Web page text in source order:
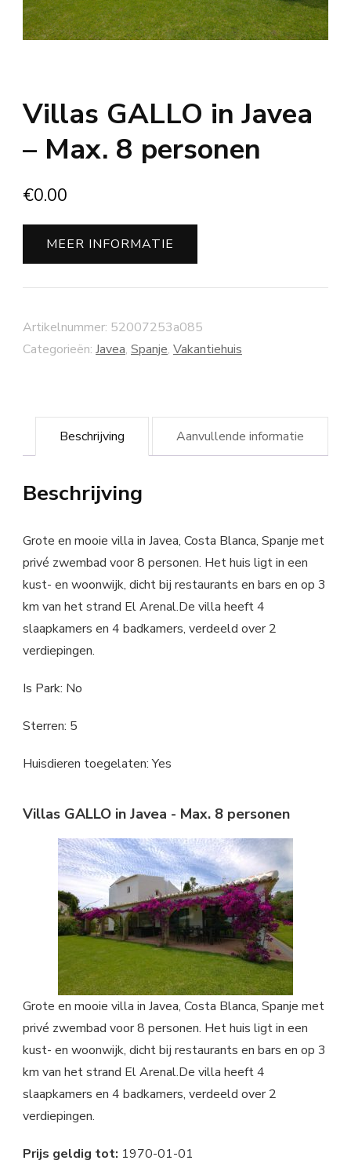
Villas GALLO in Javea
– Max. 8 personen
€0.00
MEER INFORMATIE
Artikelnummer: 52007253a085
Categorieën: Javea, Spanje, Vakantiehuis
Beschrijving Aanvullende informatie
Beschrijving
Grote en mooie villa in Javea, Costa Blanca, Spanje met
privé zwembad voor 8 personen. Het huis ligt in een
kust- en woonwijk, dicht bij restaurants en bars en op 3
km van het strand El Arenal.De villa heeft 4
slaapkamers en 4 badkamers, verdeeld over 2
verdiepingen.
Is Park: No
Sterren: 5
Huisdieren toegelaten: Yes
Villas GALLO in Javea - Max. 8 personen
Grote en mooie villa in Javea, Costa Blanca, Spanje met
privé zwembad voor 8 personen. Het huis ligt in een
kust- en woonwijk, dicht bij restaurants en bars en op 3
km van het strand El Arenal.De villa heeft 4
slaapkamers en 4 badkamers, verdeeld over 2
verdiepingen.
Prijs geldig tot: 1970-01-01